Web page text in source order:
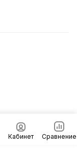
Кабинет Сравнение